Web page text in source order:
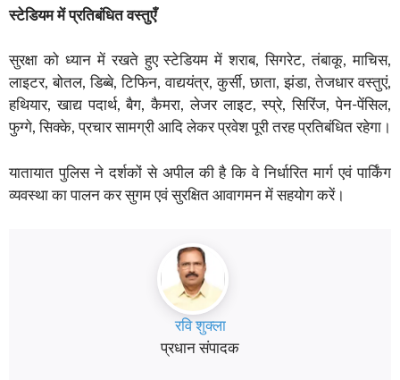
स्टेडियम में प्रतिबंधित वस्तुएँ
सुरक्षा को ध्यान में रखते हुए स्टेडियम में शराब, सिगरेट, तंबाकू, माचिस,
लाइटर, बोतल, डिब्बे, टिफिन, वाद्ययंत्र, कुर्सी, छाता, झंडा, तेजधार वस्तुएं,
हथियार, खाद्य पदार्थ, बैग, कैमरा, लेजर लाइट, स्प्रे, सिरिंज, पेन-पेंसिल,
फुग्गे, सिक्के, प्रचार सामग्री आदि लेकर प्रवेश पूरी तरह प्रतिबंधित रहेगा।
यातायात पुलिस ने दर्शकों से अपील की है कि वे निर्धारित मार्ग एवं पार्किंग
व्यवस्था का पालन कर सुगम एवं सुरक्षित आवागमन में सहयोग करें।
रवि शुक्ला
प्रधान संपादक